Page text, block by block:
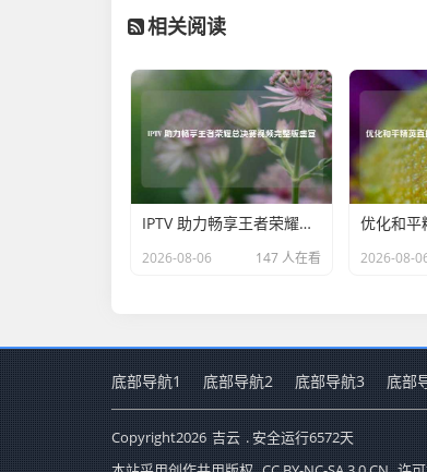
相关阅读
IPTV 助力畅享王者荣耀总决赛视频完整版盛宴
2026-08-06 147 人在看 2026-08-
底部导航1 底部导航2 底部导航3 底部
Copyright2026 吉云 . 安全运行6572天